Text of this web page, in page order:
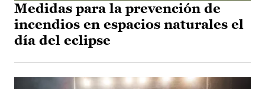
Medidas para la prevención de
incendios en espacios naturales el
día del eclipse